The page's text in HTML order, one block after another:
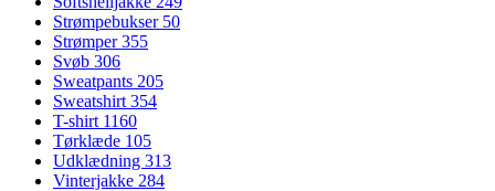
Strømpebukser 50
Strømper355
Svøb 306
Sweatpants 205
Sweatshirt 354
T-shirt 1160
Tørklæde 105
Udklædning 313
Vinterjakke 284